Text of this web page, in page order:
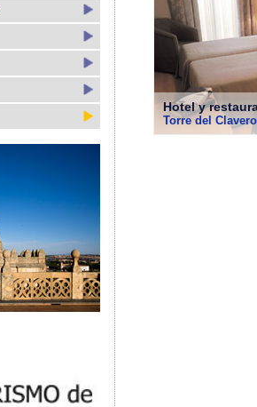
Hotel y
Torre del Clavero